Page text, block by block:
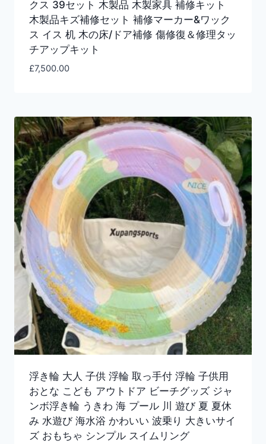
クス 39セット 木製品 木製家具 補修キット
木製品キズ補修セット 補修マーカー&ワック
ス イス 机 木の床/ドア補修 傷修復＆修理タッ
チアップキット
£7,500.00
浮き輪 大人 子供 浮輪 取っ手付 浮輪 子供用
おとな こども アウトドア ビーチグッズ ジャ
ンボ浮き輪 うきわ 海 プール 川 遊び 夏 夏休
み 水遊び 海水浴 かわいい 波乗り 大きいサイ
ズ おもちゃ シンプル スイムリング